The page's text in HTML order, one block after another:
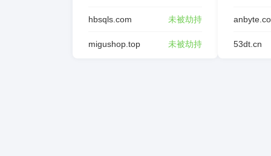
hbsqls.com 未被劫持
migushop.top 未被劫持 53dt.cn